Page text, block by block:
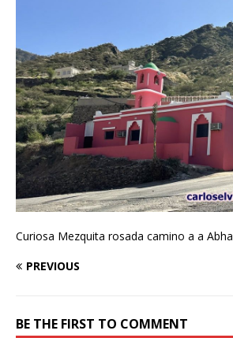
Curiosa Mezquita rosada camino a a Abha
PREVIOUS
BE THE FIRST TO COMMENT